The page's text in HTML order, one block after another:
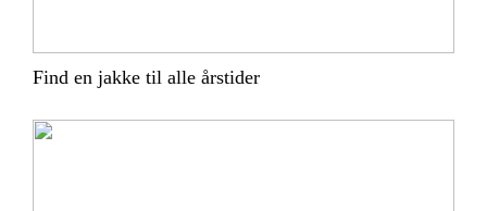
Find en jakke til alle årstider